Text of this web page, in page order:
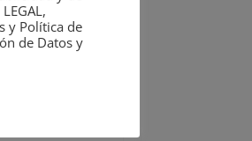
y Política de
de Datos y